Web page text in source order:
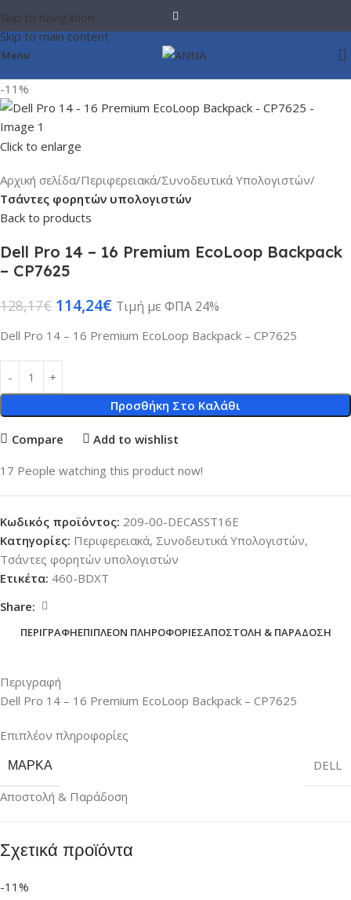
Skip to navigation
Skip to main content
Menu
-11%
Click to enlarge
Αρχική σελίδα Περιφερειακά Συνοδευτικά Υπολογιστών
Τσάντες φορητών υπολογιστών
Back to products
Dell Pro 14 – 16 Premium EcoLoop Backpack
– CP7625
128,17€ 114,24€ Τιμή με ΦΠΑ 24%
Dell Pro 14 – 16 Premium EcoLoop Backpack – CP7625
Προσθήκη Στο Καλάθι
Compare Add to wishlist
17 People watching this product now!
Κωδικός προϊόντος: 209-00-DECASST16E
Κατηγορίες: Περιφερειακά, Συνοδευτικά Υπολογιστών,
Τσάντες φορητών υπολογιστών
Ετικέτα: 460-BDXT
Share:
ΠΕΡΙΓΡΑΦΉΕΠΙΠΛΈΟΝ ΠΛΗΡΟΦΟΡΊΕΣΑΠΟΣΤΟΛΉ & ΠΑΡΆΔΟΣΗ
Περιγραφή
Dell Pro 14 – 16 Premium EcoLoop Backpack – CP7625
Επιπλέον πληροφορίες
ΜΆΡΚΑ
DELL
Αποστολή & Παράδοση
Σχετικά προϊόντα
-11%